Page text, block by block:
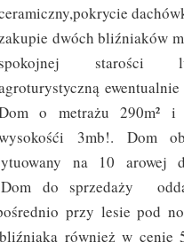
dwóch bliźniaków
starości
ewentualnie
o metrażu 290m² i
3mb!. Dom
na 10 arowej
do sprzedaży
przy lesie pod
również w